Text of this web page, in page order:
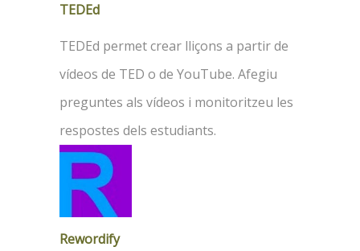
TEDEd
TEDEd permet crear lliçons a partir de
vídeos de TED o de YouTube. Afegiu
preguntes als vídeos i monitoritzeu les
respostes dels estudiants.
Rewordify